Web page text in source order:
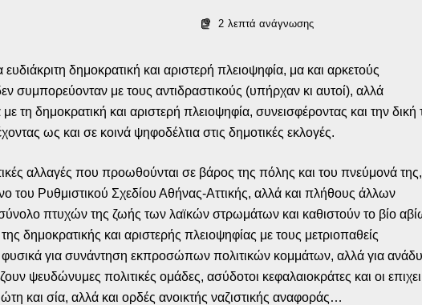
2 λεπτά ανάγνωσης
δημοκρατική και αριστερή πλειοψηφία, μα και αρκετούς
συμπορεύονταν με τους αντιδραστικούς (υπήρχαν κι αυτοί), αλλά
τη δημοκρατική και αριστερή πλειοψηφία, συνεισφέροντας και την δική
ως και σε κοινά ψηφοδέλτια στις δημοτικές εκλογές.
αλλαγές που προωθούνται σε βάρος της πόλης και του πνεύμονά
του Ρυθμιστικού Σχεδίου Αθήνας-Αττικής, αλλά και πλήθους άλλων
πτυχών της ζωής των λαϊκών στρωμάτων και καθιστούν το βίο
δημοκρατικής και αριστερής πλειοψηφίας με τους μετριοπαθείς
φυσικά για συνάντηση εκπροσώπων πολιτικών κομμάτων, αλλά για
ψευδώνυμες πολιτικές ομάδες, ασύδοτοι κεφαλαιοκράτες και οι
και σία, αλλά και ορδές ανοικτής ναζιστικής αναφοράς…